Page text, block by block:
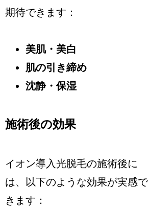
期待できます：
美肌・美白
肌の引き締め
沈静・保湿
施術後の効果
イオン導入光脱毛の施術後に
は、以下のような効果が実感で
きます：